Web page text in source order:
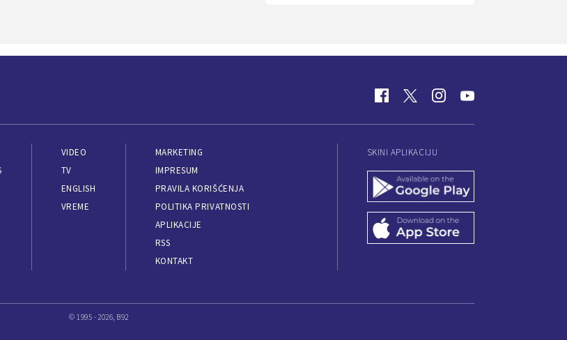
VIDEO
TV
ENGLISH
VREME
MARKETING
IMPRESUM
PRAVILA KORIŠĆENJA
POLITIKA PRIVATNOSTI
APLIKACIJE
RSS
KONTAKT
SKINI APLIKACIJU
© 1995 - 2026, B92